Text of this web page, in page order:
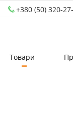
+380 (50) 320-
Товари